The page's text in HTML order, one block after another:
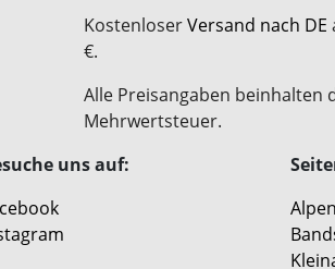
KostenloserVersand nach DE
€.
Alle Preisangaben beinhalten
Mehrwertsteuer.
uns auf: